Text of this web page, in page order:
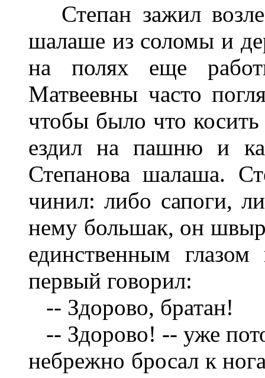
Степан зажил возле
шалаше из соломы и
на полях еще
Матвеевны часто
чтобы было что
ездил на пашню и
Степанова шалаша.
чинил: либо сапоги,
нему большак, он
единственным
первый говорил:
-- Здорово, братан!
-- Здорово! -- уже
небрежно бросал к